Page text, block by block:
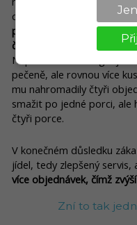
chodí z online objednávání
přijdou i dvě nebo tři
čase
Například nedá na gril
pečeně, ale rovnou více
mu nahromadily čtyři
smažit po jedné porci,
čtyři porce.
V konečném důsledku
jídel, tedy zlepšený servis,
více objednávek, čímž
Zní to tak